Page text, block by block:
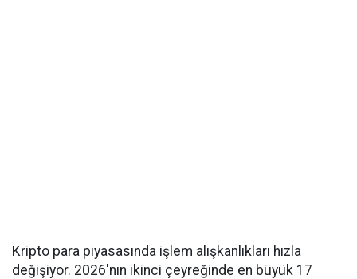
Kripto para piyasasında işlem alışkanlıkları hızla
değişiyor. 2026'nın ikinci çeyreğinde en büyük 17